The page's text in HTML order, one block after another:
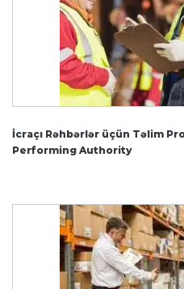
İcraçı Rəhbərlər üçün Təlim
Performing Authority